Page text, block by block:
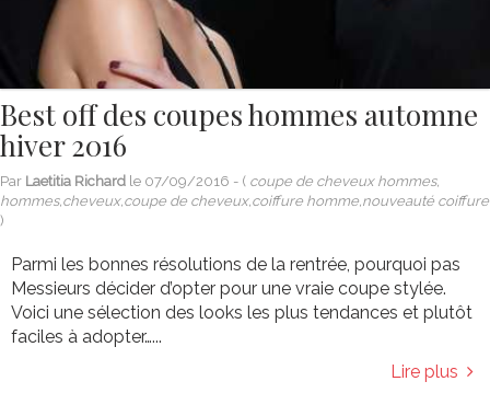
Best off des coupes hommes automne
hiver 2016
Par Laetitia Richard le 07/09/2016 - ( coupe de cheveux hommes,
hommes,cheveux,coupe de cheveux,coiffure homme,nouveauté coiffure
)
Parmi les bonnes résolutions de la rentrée, pourquoi pas
Messieurs décider d’opter pour une vraie coupe stylée.
Voici une sélection des looks les plus tendances et plutôt
faciles à adopter…...
Lire plus